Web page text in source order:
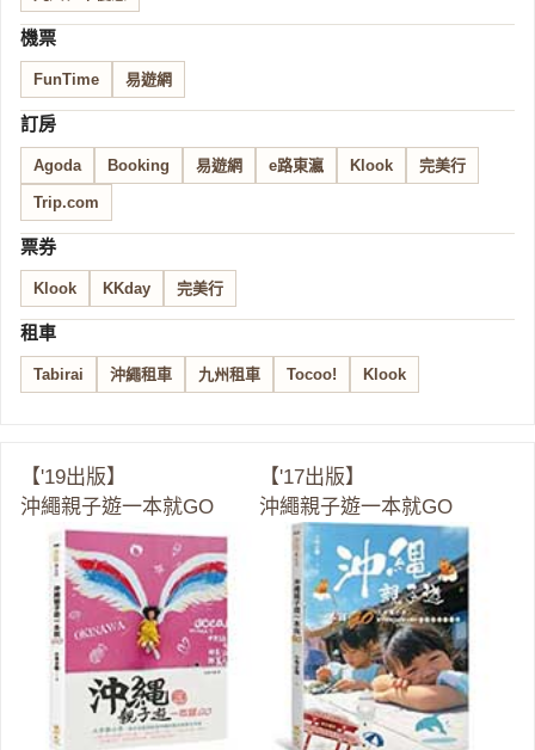
機票
FunTime 易遊網
訂房
Agoda Booking 易遊網 e路東瀛 Klook 完美行
Trip.com
票券
Klook KKday 完美行
租車
Tabirai 沖繩租車 九州租車 Tocoo! Klook
【'19出版】
沖繩親子遊一本就GO
【'17出版】
沖繩親子遊一本就GO